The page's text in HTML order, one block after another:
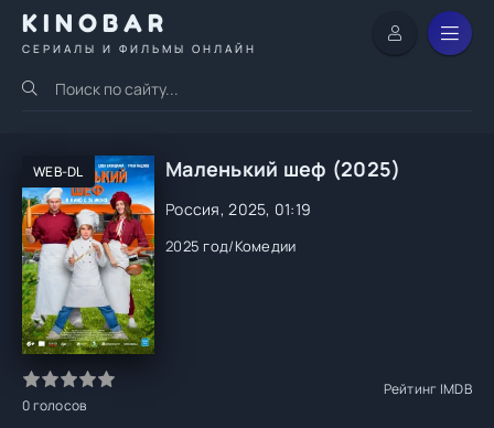
KINOBAR
СЕРИАЛЫ И ФИЛЬМЫ ОНЛАЙН
WEB-DL Маленький шеф (2025)
Россия, 2025, 01:19
2025 год/Комедии
0голосов
Рейтинг IMDB